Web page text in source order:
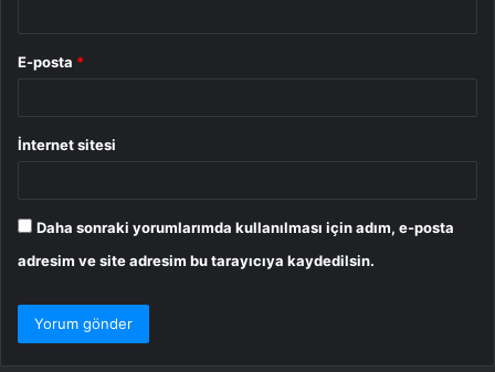
E-posta *
İnternet sitesi
Daha sonraki yorumlarımda kullanılması için adım, e-posta
adresim ve site adresim bu tarayıcıya kaydedilsin.